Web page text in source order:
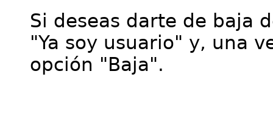
Si deseas darte de baja
"Ya soy usuario" y, una
opción "Baja".